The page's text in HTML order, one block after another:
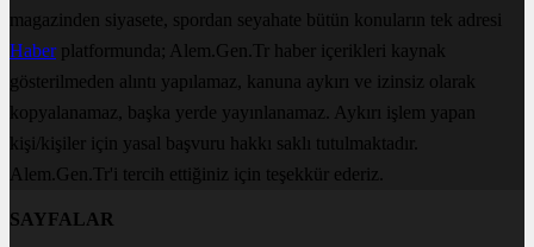
magazinden siyasete, spordan seyahate bütün konuların tek adresi
Haberplatformunda; Alem.Gen.Tr haber içerikleri kaynak
gösterilmeden alıntı yapılamaz, kanuna aykırı ve izinsiz olarak
kopyalanamaz, başka yerde yayınlanamaz. Aykırı işlem yapan
kişi/kişiler için yasal başvuru hakkı saklı tutulmaktadır.
Alem.Gen.Tr'i tercih ettiğiniz için teşekkür ederiz.
SAYFALAR